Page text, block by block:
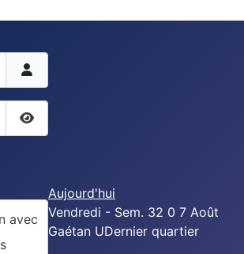
Afficher le mot de passe
Aujourd'hui
Vendredi - Sem. 32 07 Août
Gaétan UDernier quartier